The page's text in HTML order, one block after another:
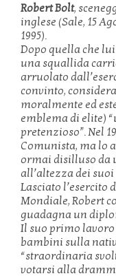
Robert Bolt,
inglese (Sale, 15
1995).
Dopo quella che
una squallida
arruolato
convinto,
moralmente ed
emblema di elite)
pretenzioso”. Nel
Comunista, ma lo
ormai disilluso da
all’altezza dei
Lasciato l’esercito
Mondiale, Robert
guadagna un
Il suo primo
bambini sulla
“straordinaria
votarsi alla